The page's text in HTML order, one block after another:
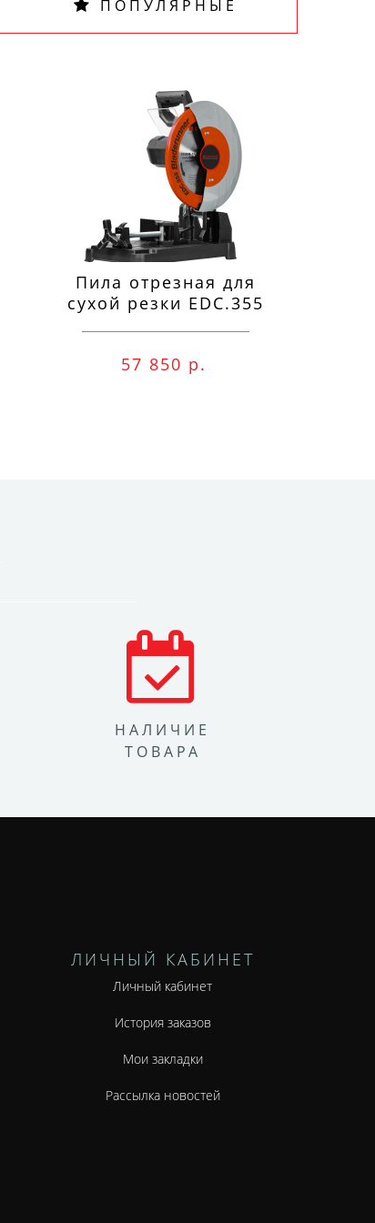
ПОПУЛЯРНЫЕ
Пила отрезная для
сухой резки EDC.355
57 850 р.
НАЛИЧИЕ
ТОВАРА
ЛИЧНЫЙ КАБИНЕТ
Личный кабинет
История заказов
Мои закладки
Рассылка новостей